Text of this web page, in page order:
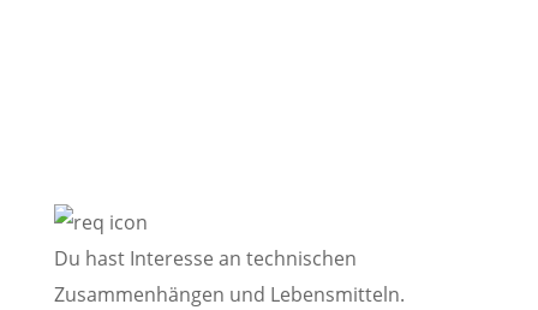
Du hast Interesse an technischen
Zusammenhängen und Lebensmitteln.